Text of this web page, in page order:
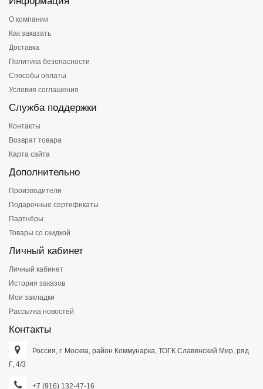
О компании
Как заказать
Доставка
Политика безопасности
Способы оплаты
Условия соглашения
Служба поддержки
Контакты
Возврат товара
Карта сайта
Дополнительно
Производители
Подарочные сертификаты
Партнёры
Товары со скидкой
Личный кабинет
Личный кабинет
История заказов
Мои закладки
Рассылка новостей
Контакты
Россия, г. Москва, район Коммунарка, ТОГК Славянский Мир, ряд
Г, 4/3
+7 (916) 132-47-16